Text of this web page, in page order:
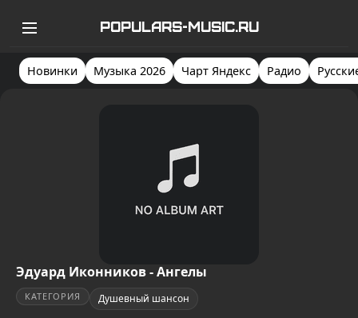
POPULARS-MUSIC.RU
Новинки Музыка 2026 Чарт Яндекс Радио
Эдуард Иконников - Ангелы
КАТЕГОРИЯ Душевный шансон